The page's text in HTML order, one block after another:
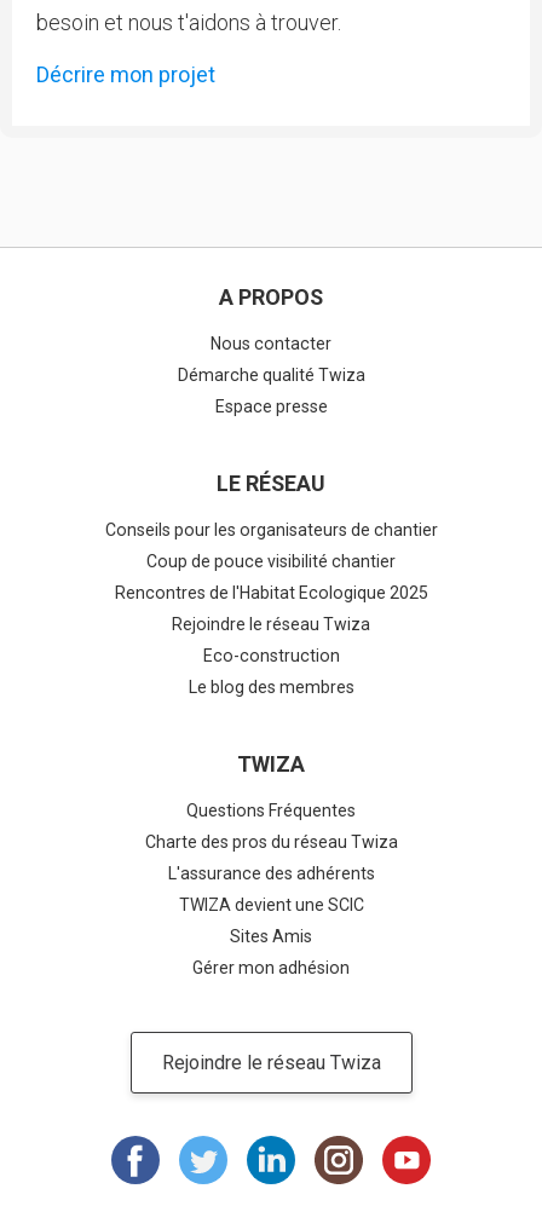
besoin et nous t'aidons à trouver.
Décrire mon projet
A PROPOS
Nous contacter
Démarche qualité Twiza
Espace presse
LE RÉSEAU
Conseils pour les organisateurs de chantier
Coup de pouce visibilité chantier
Rencontres de l'Habitat Ecologique 2025
Rejoindre le réseau Twiza
Eco-construction
Le blog des membres
TWIZA
Questions Fréquentes
Charte des pros du réseau Twiza
L'assurance des adhérents
TWIZA devient une SCIC
Sites Amis
Gérer mon adhésion
Rejoindre le réseau Twiza